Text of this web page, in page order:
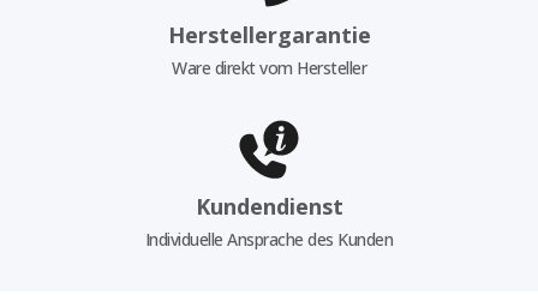
Herstellergarantie
Ware direkt vom Hersteller
Kundendienst
Individuelle Ansprache des Kunden